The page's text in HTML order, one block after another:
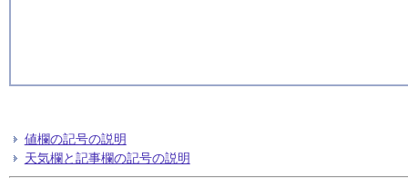
値欄の記号の説明
天気欄と記事欄の記号の説明